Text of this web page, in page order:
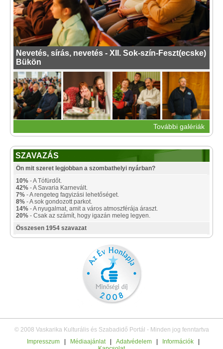
Nevetés, sírás, nevetés - XII. Sok-szín-Feszt(ecske)
Bükön
További galériák
SZAVAZÁS
Ön mit szeret legjobban a szombathelyi nyárban?
10% - A Tófürdőt.
42% - A Savaria Karnevált.
7% - A rengeteg fagyizási lehetőséget.
8% - A sok gondozott parkot.
14% - A nyugalmat, amit a város atmoszférája áraszt.
20% - Csak az számít, hogy igazán meleg legyen.
Összesen 1954 szavazat
© 2008 Vaskarika Kulturális és Szabadidő Portál - Minden jog fenntartva
Impresszum
Médiaajánlat Adatvédelem Információk